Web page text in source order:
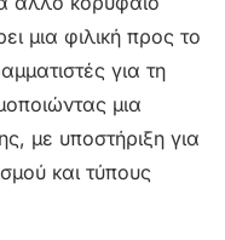
μια φιλική προς το
για τη
μια
με υποστήριξη για
και τύπους